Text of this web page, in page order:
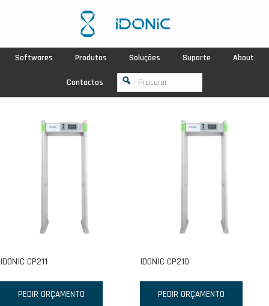
Softwares Produtos Soluções Suporte About
Contactos
IDONIC CP211
PEDIR ORÇAMENTO
IDONIC CP210
PEDIR ORÇAMENTO